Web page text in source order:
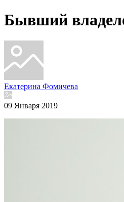
Бывший
Екатерина Фомичева
09 Января 2019